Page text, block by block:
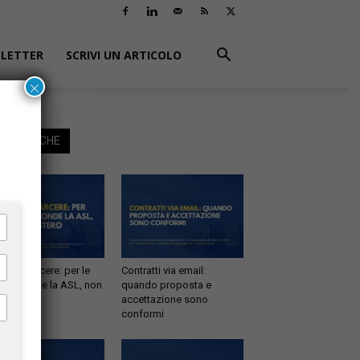
SCRIVI UN ARTICOLO
ANCHE
in carcere: per le
risponde la ASL, non
Contratti via email:
quando proposta e
accettazione sono
conformi
×